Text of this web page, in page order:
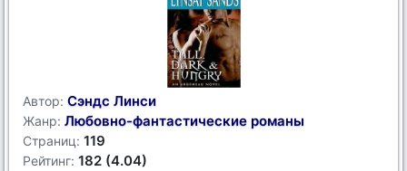
Автор: Сэндс Линси
Жанр: Любовно-фантастические романы
Страниц: 119
Рейтинг: 182 (4.04)